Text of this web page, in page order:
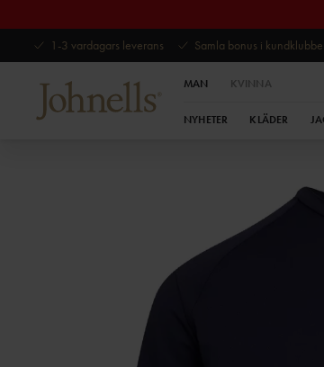
1-3 vardagars leverans
Samla bonus i
MAN KVINNA
NYHETER KLÄDER